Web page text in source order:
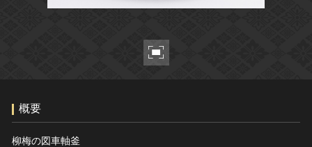
全国の美術館・博物館 お知らせ一覧
このサイトについて
サイトのご意見はこちら
概要
柳梅の図車軸釜